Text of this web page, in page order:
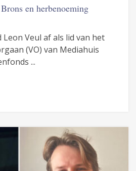
en herbenoeming
Veul af als lid van het
(VO) van Mediahuis
...